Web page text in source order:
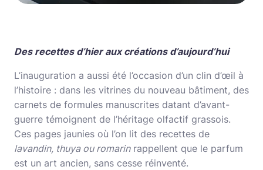
Des recettes d’hier aux créations d’aujourd’hui
L’inauguration a aussi été l’occasion d’un clin d’œil à
l’histoire : dans les vitrines du nouveau bâtiment, des
carnets de formules manuscrites datant d’avant-
guerre témoignent de l’héritage olfactif grassois.
Ces pages jaunies où l’on lit des recettes de
lavandin, thuya ou romarinrappellent que le parfum
est un art ancien, sans cesse réinventé.